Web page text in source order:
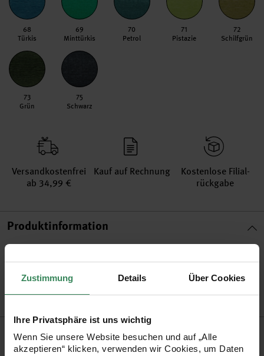
Zustimmung Details Über Cookies
Ihre Privatsphäre ist uns wichtig
Wenn Sie unsere Website besuchen und auf „Alle
akzeptieren“ klicken, verwenden wir Cookies, um Daten
68
Türkis
69
Minttürkis
70
Petrol
71
Pistazie
72
Schilfgrün
73
Grün
75
Schwarz
Versand­kosten­frei
ab 34,99 €
Kauf auf Rechnung
Kosten­lose Filial­
rückgabe
Produktinformation
Bestell-Nr. 2811390
Produktbeschreibung